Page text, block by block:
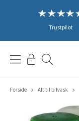
Trustpilot
Forside Alt til bilvask